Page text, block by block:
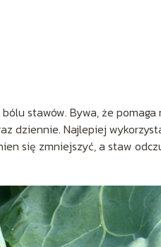
stawów. Bywa, że
dziennie. Najlepiej
się zmniejszyć, a staw